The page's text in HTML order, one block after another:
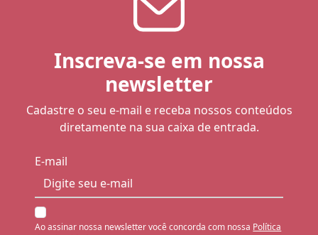
Inscreva-se em nossa
newsletter
Cadastre o seu e-mail e receba nossos conteúdos
diretamente na sua caixa de entrada.
E-mail
Ao assinar nossa newsletter você concorda com nossa Política